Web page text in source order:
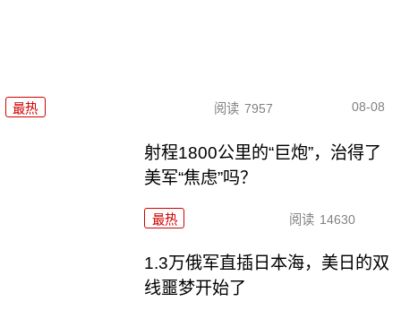
最热 阅读 7957 08-08
射程1800公里的“巨炮”，治得了
美军“焦虑”吗？
最热 阅读 14630
1.3万俄军直插日本海，美日的双
线噩梦开始了